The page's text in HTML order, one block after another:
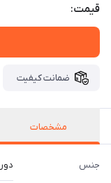
قیمت:
ضمانت کیفیت
مشخصات
جنس